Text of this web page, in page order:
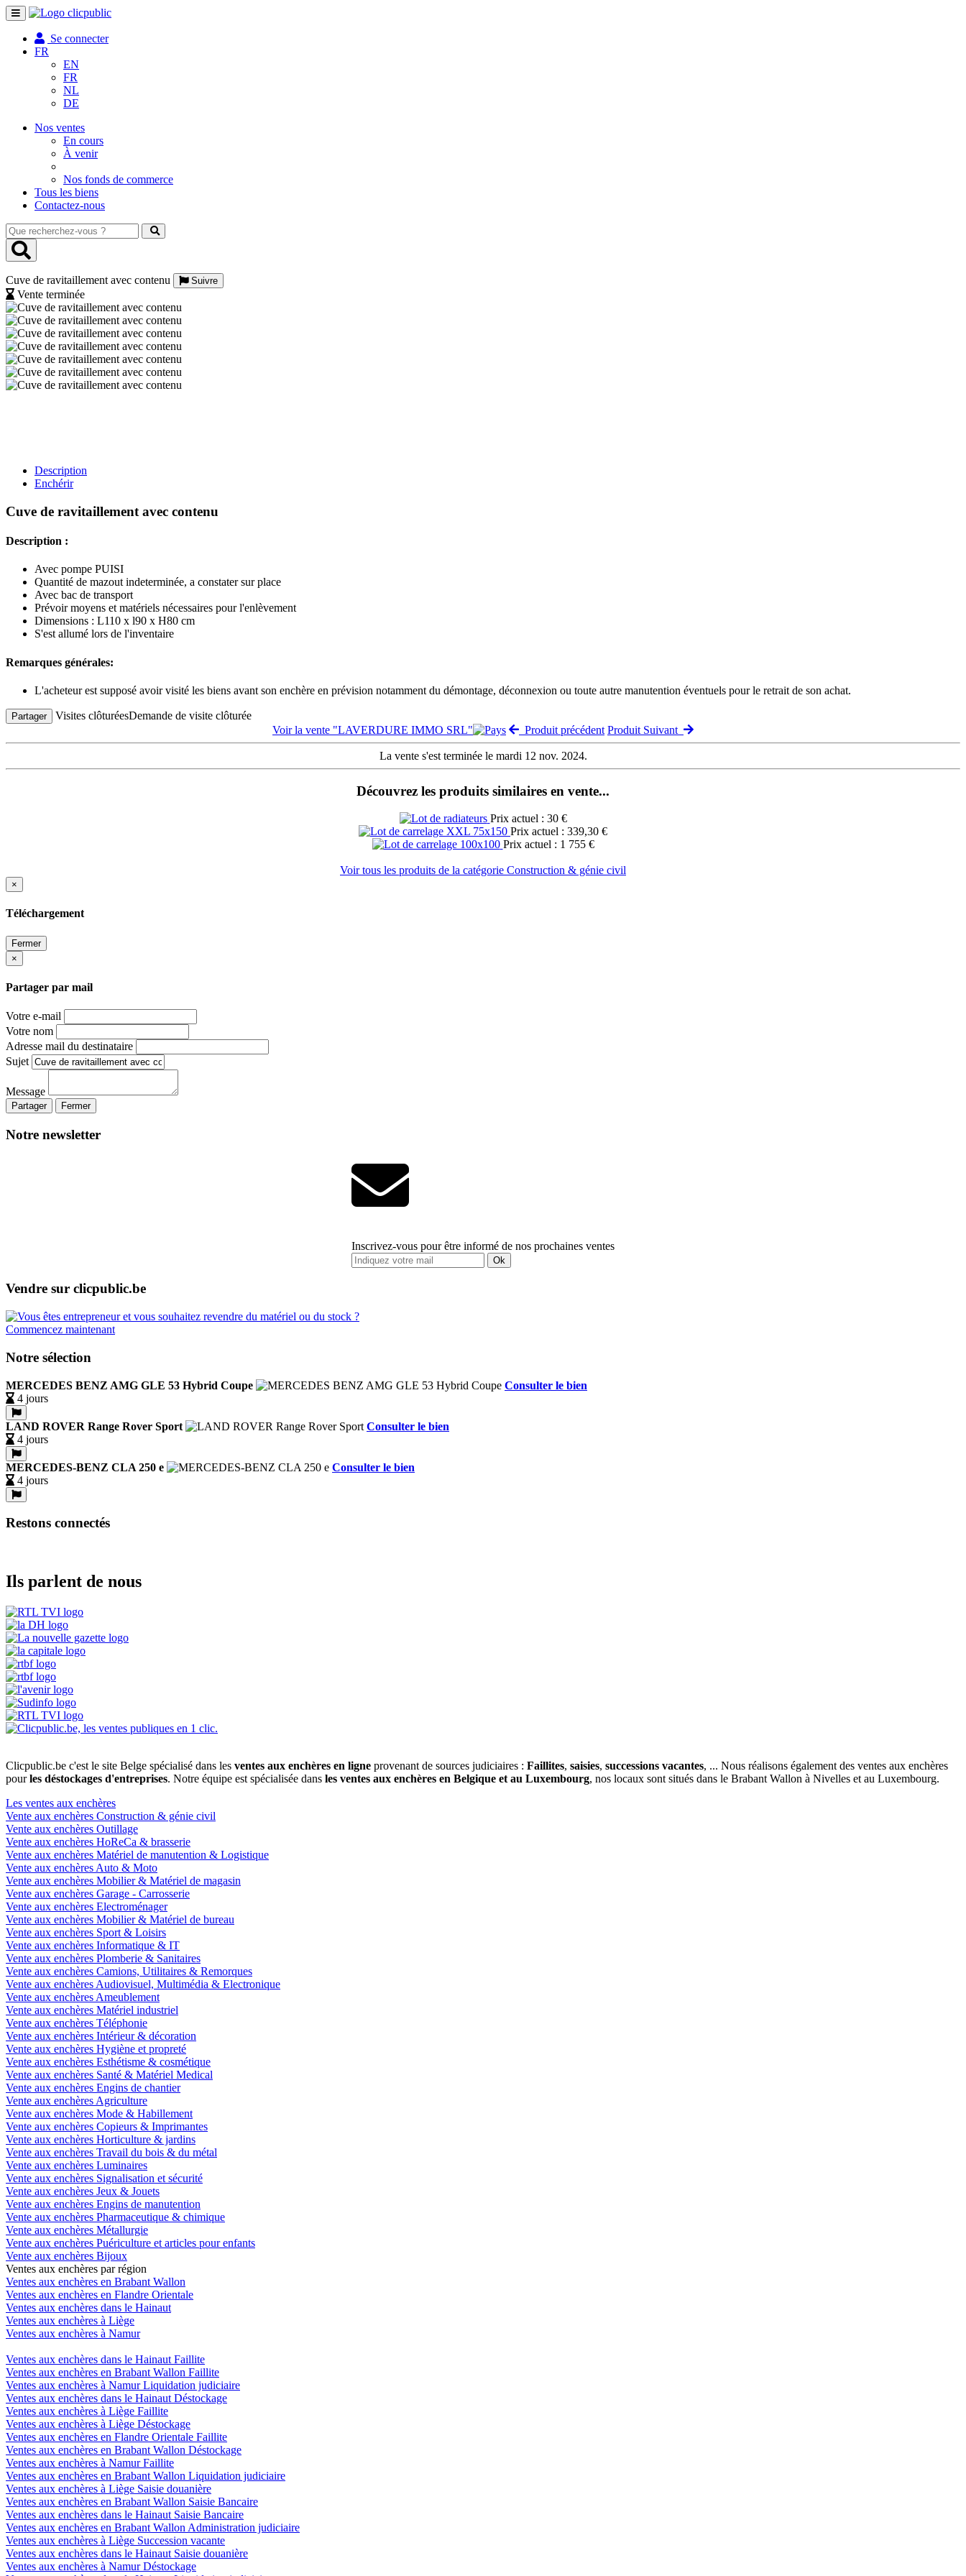
Toggle
navigation
Se connecter
FR
EN
FR
NL
DE
Nos ventes
En cours
À venir
Nos fonds de commerce
Tous les biens
Contactez-nous
Que
recherchez-
vous
Cuve de ravitaillement avec contenu
Suivre
Vente terminée
Description
Enchérir
Cuve de ravitaillement avec contenu
Description :
Avec pompe PUISI
Quantité de mazout indeterminée, a constater sur place
Avec bac de transport
Prévoir moyens et matériels nécessaires pour l'enlèvement
Dimensions : L110 x l90 x H80 cm
S'est allumé lors de l'inventaire
Remarques générales:
L'acheteur est supposé avoir visité les biens avant son enchère en prévision notamment du démontage, déconnexion ou toute autre manutention éventuels pour le retrait de son achat.
Partager Visites clôturéesDemande de visite clôturée
Voir la vente "LAVERDURE IMMO SRL"
Produit précédent Produit Suivant
La vente s'est terminée le mardi 12 nov. 2024.
Découvrez les produits similaires en vente...
Prix actuel : 30 €
Prix actuel : 339,30 €
Prix actuel : 1 755 €
Voir tous les produits de la catégorie Construction & génie civil
×
Téléchargement
Fermer
×
Partager par mail
Votre e-mail
Votre nom
Adresse mail du destinataire
Sujet
Message
Partager Fermer
Notre newsletter
Inscrivez-vous pour être informé de nos prochaines ventes
Ok
Vendre sur clicpublic.be
Commencez maintenant
Notre sélection
MERCEDES BENZ AMG GLE 53 Hybrid Coupe
Consulter le bien
4 jours
LAND ROVER Range Rover Sport
Consulter le bien
4 jours
MERCEDES-BENZ CLA 250 e
Consulter le bien
4 jours
Restons connectés
Ils parlent de nous
Clicpublic.be c'est le site Belge spécialisé dans les ventes aux enchères en ligne provenant de sources judiciaires : Faillites, saisies, successions vacantes, ... Nous réalisons également des ventes aux enchères
pourles déstockages d'entreprises. Notre équipe est spécialisée dans les ventes aux enchères en Belgique et au Luxembourg, nos locaux sont situés dans le Brabant Wallon à Nivelles et au Luxembourg.
Les ventes aux enchères
Vente aux enchères Construction & génie civil
Vente aux enchères Outillage
Vente aux enchères HoReCa & brasserie
Vente aux enchères Matériel de manutention & Logistique
Vente aux enchères Auto & Moto
Vente aux enchères Mobilier & Matériel de magasin
Vente aux enchères Garage - Carrosserie
Vente aux enchères Electroménager
Vente aux enchères Mobilier & Matériel de bureau
Vente aux enchères Sport & Loisirs
Vente aux enchères Informatique & IT
Vente aux enchères Plomberie & Sanitaires
Vente aux enchères Camions, Utilitaires & Remorques
Vente aux enchères Audiovisuel, Multimédia & Electronique
Vente aux enchères Ameublement
Vente aux enchères Matériel industriel
Vente aux enchères Téléphonie
Vente aux enchères Intérieur & décoration
Vente aux enchères Hygiène et propreté
Vente aux enchères Esthétisme & cosmétique
Vente aux enchères Santé & Matériel Medical
Vente aux enchères Engins de chantier
Vente aux enchères Agriculture
Vente aux enchères Mode & Habillement
Vente aux enchères Copieurs & Imprimantes
Vente aux enchères Horticulture & jardins
Vente aux enchères Travail du bois & du métal
Vente aux enchères Luminaires
Vente aux enchères Signalisation et sécurité
Vente aux enchères Jeux & Jouets
Vente aux enchères Engins de manutention
Vente aux enchères Pharmaceutique & chimique
Vente aux enchères Métallurgie
Vente aux enchères Puériculture et articles pour enfants
Vente aux enchères Bijoux
Ventes aux enchères par région
Ventes aux enchères en Brabant Wallon
Ventes aux enchères en Flandre Orientale
Ventes aux enchères dans le Hainaut
Ventes aux enchères à Liège
Ventes aux enchères à Namur
Ventes aux enchères dans le Hainaut Faillite
Ventes aux enchères en Brabant Wallon Faillite
Ventes aux enchères à Namur Liquidation judiciaire
Ventes aux enchères dans le Hainaut Déstockage
Ventes aux enchères à Liège Faillite
Ventes aux enchères à Liège Déstockage
Ventes aux enchères en Flandre Orientale Faillite
Ventes aux enchères en Brabant Wallon Déstockage
Ventes aux enchères à Namur Faillite
Ventes aux enchères en Brabant Wallon Liquidation judiciaire
Ventes aux enchères à Liège Saisie douanière
Ventes aux enchères en Brabant Wallon Saisie Bancaire
Ventes aux enchères dans le Hainaut Saisie Bancaire
Ventes aux enchères en Brabant Wallon Administration judiciaire
Ventes aux enchères à Liège Succession vacante
Ventes aux enchères dans le Hainaut Saisie douanière
Ventes aux enchères à Namur Déstockage